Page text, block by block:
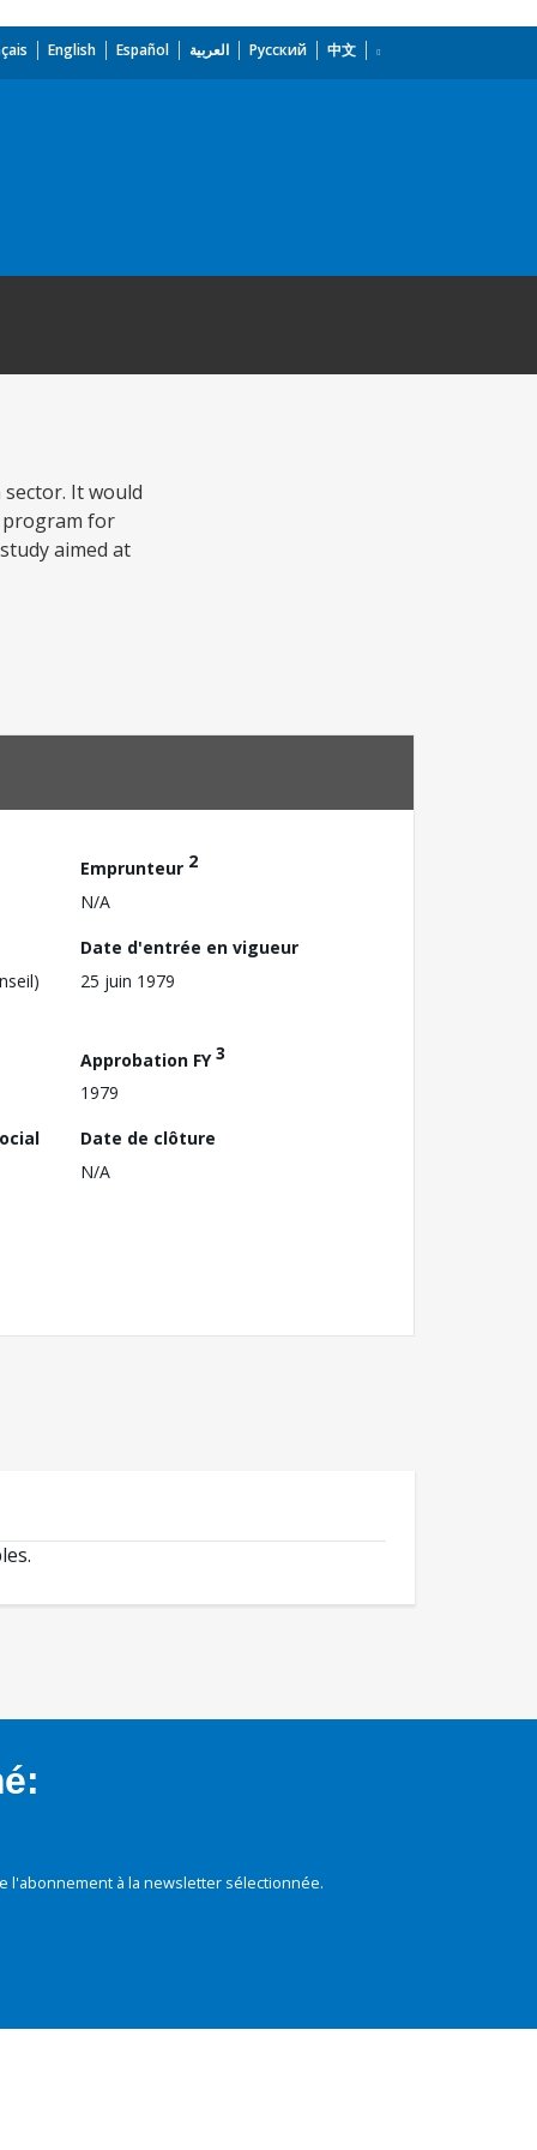
English Español العربية Русский 中文
It would
program for
aimed at
Emprunteur 2
N/A
Date d'entrée en vigueur
25 juin 1979
Approbation FY3
1979
Date de clôture
N/A
à la newsletter sélectionnée.